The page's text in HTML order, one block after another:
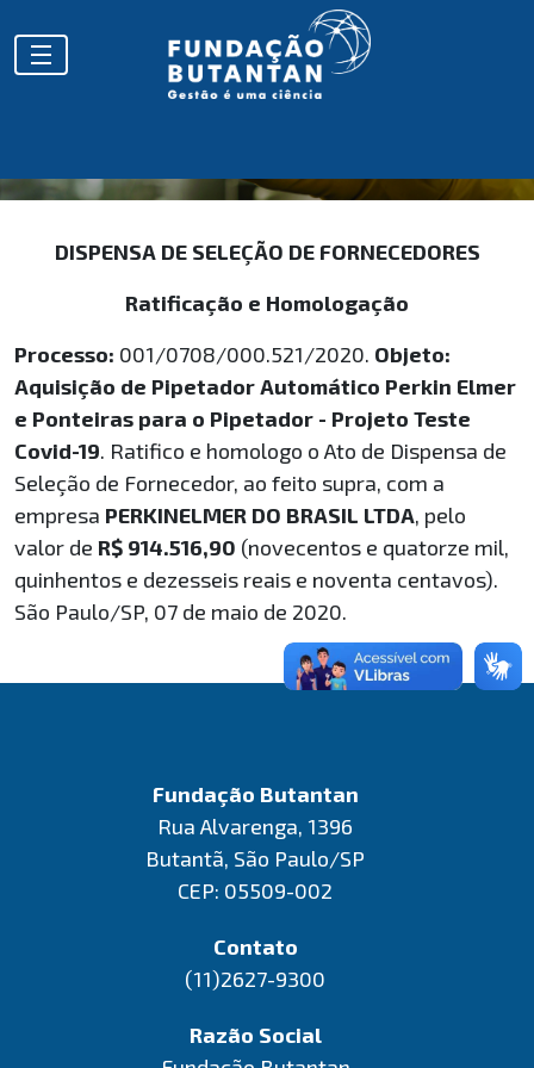
COVID
DISPENSA DE SELEÇÃO DE FORNECEDORES
Ratificação e Homologação
Processo: 001/0708/000.521/2020. Objeto:
Aquisição de Pipetador Automático Perkin Elmer
e Ponteiras para o Pipetador - Projeto Teste
Covid-19. Ratifico e homologo o Ato de Dispensa de
Seleção de Fornecedor, ao feito supra, com a
empresa PERKINELMER DO BRASIL LTDA, pelo
valor de R$ 914.516,90 (novecentos e quatorze mil,
quinhentos e dezesseis reais e noventa centavos).
São Paulo/SP, 07 de maio de 2020.
Fundação Butantan
Rua Alvarenga, 1396
Butantã, São Paulo/SP
CEP: 05509-002
Contato
(11)2627-9300
Razão Social